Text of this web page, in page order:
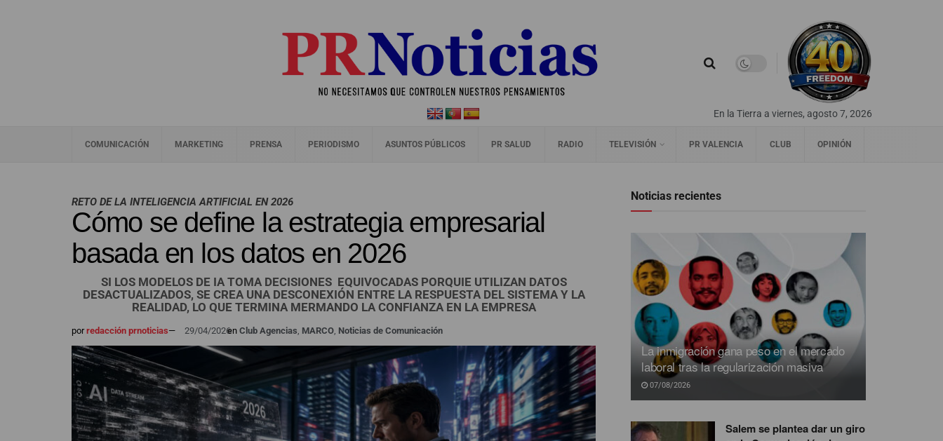
En la Tierra a viernes, agosto 7, 2026
COMUNICACIÓN MARKETING PRENSA PERIODISMO ASUNTOS PÚBLICOS PR SALUD RADIO TELEVISIÓN PR VALENCIA CLUB OPINIÓN
RETO DE LA INTELIGENCIA ARTIFICIAL EN 2026
Cómo se define la estrategia empresarial
basada en los datos en 2026
SI LOS MODELOS DE IA TOMA DECISIONES EQUIVOCADAS PORQUIE UTILIZAN DATOS
DESACTUALIZADOS, SE CREA UNA DESCONEXIÓN ENTRE LA RESPUESTA DEL SISTEMA Y LA
REALIDAD, LO QUE TERMINA MERMANDO LA CONFIANZA EN LA EMPRESA
porredacción prnoticias— 29/04/2026en Club Agencias, MARCO, Noticias de Comunicación
Noticias recientes
La inmigración gana peso en el mercado
laboral tras la regularización masiva
07/08/2026
Salem se plantea dar un giro